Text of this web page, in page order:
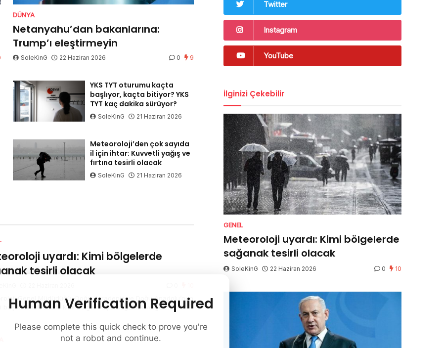
DÜNYA
Netanyahu’dan bakanlarına:
Trump’ı eleştirmeyin
SoleKinG 22 Haziran 2026 0 9
YKS TYT oturumu kaçta
başlıyor, kaçta bitiyor? YKS
TYT kaç dakika sürüyor?
SoleKinG 21 Haziran 2026
Meteoroloji’den çok sayıda
il için ihtar: Kuvvetli yağış ve
fırtına tesirli olacak
SoleKinG 21 Haziran 2026
uyardı: Kimi bölgelerde
tesirli olacak
Genel Müdürlüğü, Doğu Karadeniz ve Doğu Anadolu’nun
başta olmak üzere kimi bölgeler için sağanak ve gök
Ege kıyılarında ise kuvvetli rüzgar bekleniyor.
Twitter
Instagram
YouTube
İlginizi Çekebilir
GENEL
Meteoroloji uyardı: Kimi bölgelerde
sağanak tesirli olacak
SoleKinG 22 Haziran 2026 0 10
Human Verification Required
Please complete this quick check to prove you're
not a robot and continue.